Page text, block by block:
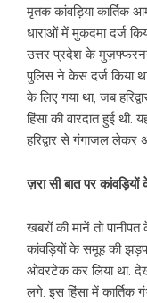
मृतक कांवड़िया कार्तिक
धाराओं में मुकदमा दर्ज
उत्तर प्रदेश के
पुलिस ने केस दर्ज किया
के लिए गया था, जब
हिंसा की वारदात हुई थी.
हरिद्वार से गंगाजल लेकर
ज़रा सी बात पर
खबरों की मानें तो
कांवड़ियों के समूह की
ओवरटेक कर लिया था.
लगे. इस हिंसा में कार्तिक